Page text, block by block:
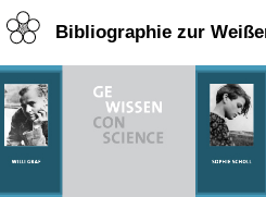
Bibliographie zur